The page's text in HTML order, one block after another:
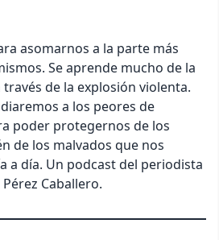
asomarnos a la parte más
Se aprende mucho de la
de la explosión violenta.
a los peores de
poder protegernos de los
de los malvados que nos
a día. Un podcast del periodista
Caballero.
Cancel